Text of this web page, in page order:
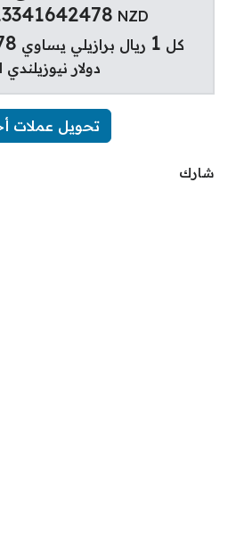
NZD
كل 1 ريال برازيلي يساوي
دولار نيوزيلندي
تحويل عملات
شارك